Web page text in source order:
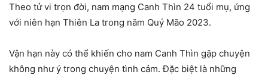
Theo tử vi trọn đời, nam mạng Canh Thìn 24 tuổi mụ, ứng
với niên hạn Thiên La trong năm Quý Mão 2023.
Vận hạn này có thể khiến cho nam Canh Thìn gặp chuyện
không như ý trong chuyện tình cảm. Đặc biệt là những